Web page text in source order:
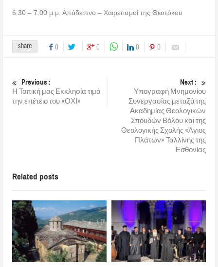
6.30 – 7.00 μ.μ. Απόδειπνο – Χαιρετισμοί της Θεοτόκου
share 0 0 0 0
Previous :
Η Τοπική μας Εκκλησία τιμά
την επέτειο του «ΟΧΙ»
Next :
Υπογραφή Μνημονίου
Συνεργασίας μεταξύ της
Ακαδημίας Θεολογικών
Σπουδών Βόλου και της
Θεολογικής Σχολής «Άγιος
Πλάτων» Ταλλίνης της
Εσθονίας
Related posts